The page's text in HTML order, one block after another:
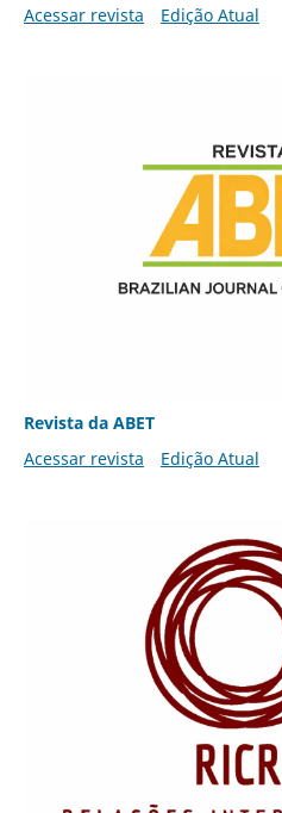
Acessar revista Edição Atual
Revista da ABET
Acessar revista
Edição Atual